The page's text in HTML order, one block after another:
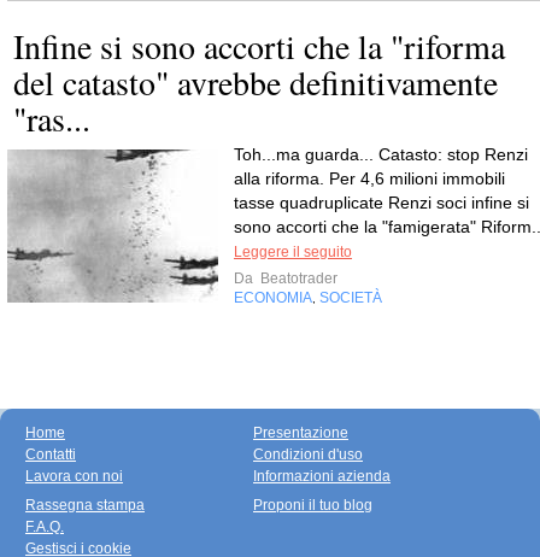
Infine si sono accorti che la "riforma
del catasto" avrebbe definitivamente
"ras...
Toh...ma guarda... Catasto: stop Renzi
alla riforma. Per 4,6 milioni immobili
tasse quadruplicate Renzi soci infine si
sono accorti che la "famigerata"
Leggere il seguito
Da Beatotrader
ECONOMIA SOCIETÀ
Home
Contatti
Lavora con noi
Presentazione
Condizioni d'uso
Informazioni azienda
Rassegna stampa
F.A.Q.
Gestisci i cookie
Proponi il tuo blog